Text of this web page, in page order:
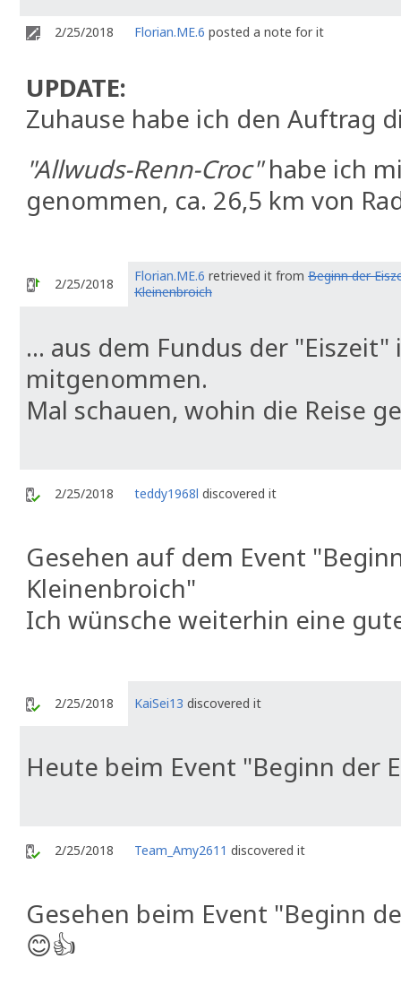
2/25/2018 Florian.ME.6 posted a note for it
UPDATE:
Zuhause habe ich den Auftrag
"Allwuds-Renn-Croc"habe ich
genommen, ca. 26,5 km von
2/25/2018 Florian.ME.6 retrieved it from Beginn der
Kleinenbroich
... aus dem Fundus der
mitgenommen.
Mal schauen, wohin die Reise
2/25/2018 teddy1968l discovered it
Gesehen auf dem Event
Kleinenbroich"
Ich wünsche weiterhin eine
2/25/2018 KaiSei13 discovered it
Heute beim Event "Beginn der
2/25/2018 Team_Amy2611 discovered it
Gesehen beim Event "Beginn
😊👍